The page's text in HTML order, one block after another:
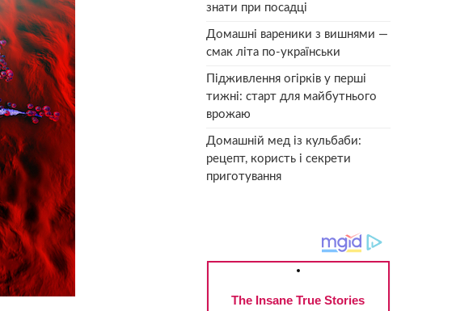
знати при посадці
Домашні вареники з вишнями —
смак літа по-українськи
Підживлення огірків у перші
тижні: старт для майбутнього
врожаю
Домашній мед із кульбаби:
рецепт, користь і секрети
приготування